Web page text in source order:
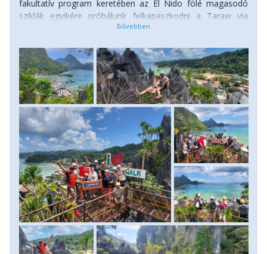
fakultatív program keretében az El Nido fölé magasodó
sziklák egyikére próbálunk felkapaszkodni a Taraw via
ferrata / canopy útvonalon egy csodás panorámáért, majd
fogyaszthatjuk el. Ebéd után némi szieszta, majd a mai nap
fő programpontja következik: a Nacpan Beach. Elhagyjuk El
Nido városkát, és körülbelül jó egy órás buszozás után
jutunk el egy felejthetetlen partszakaszra, a Nacpan
Beachre. A tíz-húsz, pálmafák alatt hűsölő turista és helyi
halász szinte fel se tűnik a sok száz méteres aranyló
homokos parton. Egy rövid sétával teljesen elhagyatott
partszakaszokat fedezhetünk fel, ahol senkivel sem kell
megosztani a strandolás örömeit. Egy tengerpari bárban
koktélozhatunk, itt várjuk meg a napnyugta egyedüli
fényeit, majd szürkület környékén indulunk vissza El
Nidoba. Szállás: szálloda, ellátás: reggeli.